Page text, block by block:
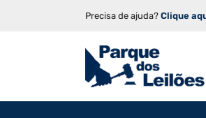
Precisa de ajuda? Clique